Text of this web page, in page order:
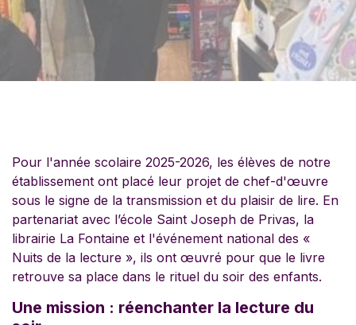
Pour l'année scolaire 2025-2026, les élèves de notre
établissement ont placé leur projet de chef-d'œuvre
sous le signe de la transmission et du plaisir de lire. En
partenariat avec l’école Saint Joseph de Privas, la
librairie La Fontaine et l'événement national des «
Nuits de la lecture », ils ont œuvré pour que le livre
retrouve sa place dans le rituel du soir des enfants.
Une mission : réenchanter la lecture du